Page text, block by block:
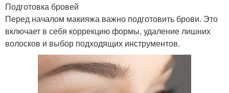
Подготовка бровей
Перед началом макияжа важно подготовить брови. Это
включает в себя коррекцию формы, удаление лишних
волосков и выбор подходящих инструментов.